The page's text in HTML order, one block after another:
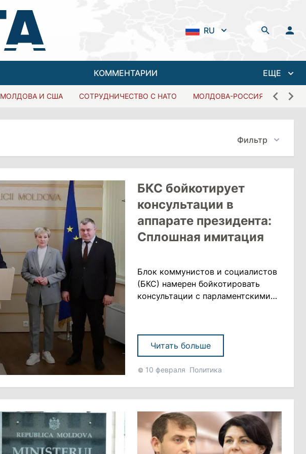
RU
КОММЕНТАРИИ ЕЩЕ
МОЛДОВА И США СОТРУДНИЧЕСТВО С НАТО МОЛДОВА-РОССИЯ
Фильтр
БКС бойкотирует
консультации в
аппарате президента:
Сплошная имитация
Блок коммунистов и социалистов
(БКС) намерен бойкотировать
консультации с парламентскими
Санду. Депутаты заявили, что их
уведомили о том, что они должны
явиться в аппарат президента за
40 минут до начала консультаций,
Читать больше
10 февраля Политика